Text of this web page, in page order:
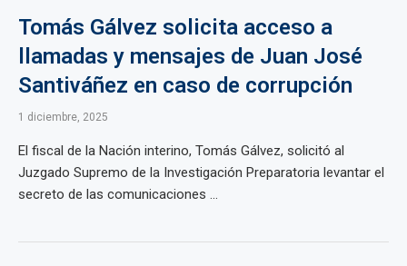
Tomás Gálvez solicita acceso a
llamadas y mensajes de Juan José
Santiváñez en caso de corrupción
1 diciembre, 2025
El fiscal de la Nación interino, Tomás Gálvez, solicitó al
Juzgado Supremo de la Investigación Preparatoria levantar el
secreto de las comunicaciones ...